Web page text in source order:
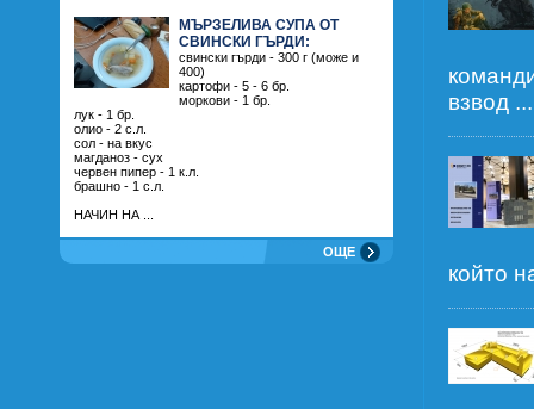
МЪРЗЕЛИВА СУПА ОТ
СВИНСКИ ГЪРДИ:
свински гърди - 300 г (може и
400)
картофи - 5 - 6 бр.
моркови - 1 бр.
лук - 1 бр.
олио - 2 с.л.
сол - на вкус
магданоз - сух
червен пипер - 1 к.л.
брашно - 1 с.л.
НАЧИН НА ...
ОЩЕ
взвод ...
който